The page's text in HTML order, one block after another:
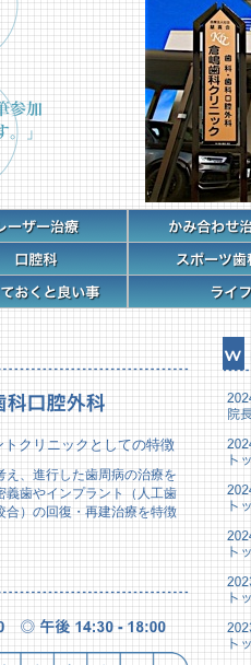
クリニックとしての特徴
え、進行した歯周病の治療を
義歯やインプラント（人工歯
合）の回復・再建治療を特徴